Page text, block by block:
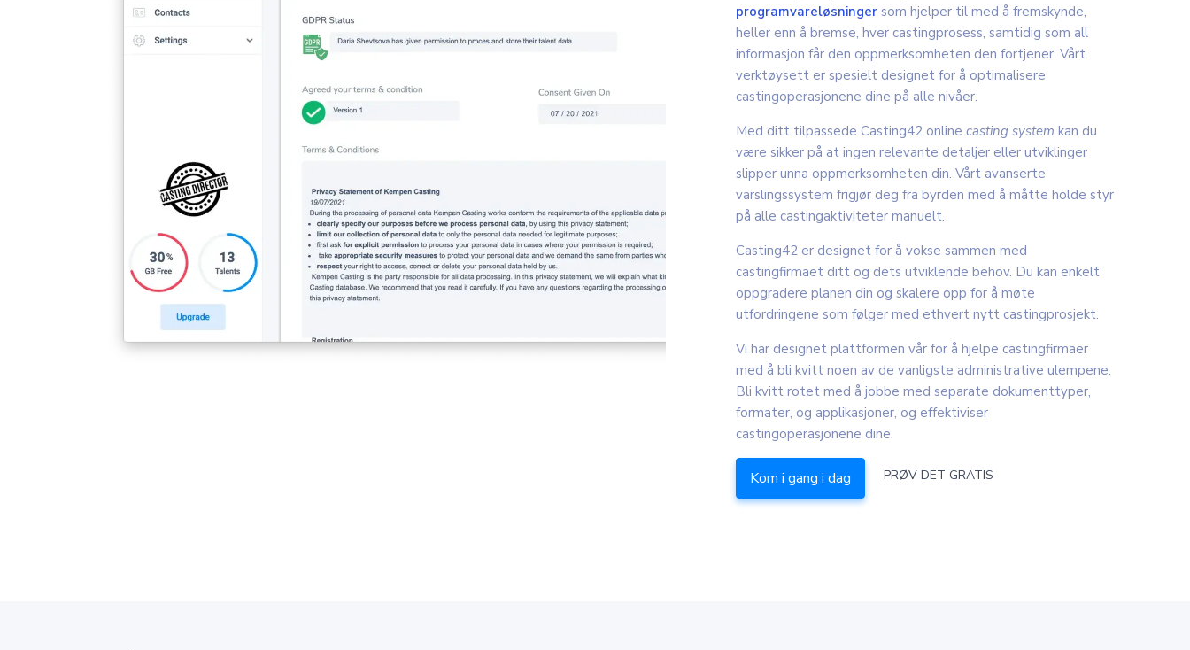
programvareløsningersom hjelper til med å fremskynde,
heller enn å bremse, hver castingprosess, samtidig som all
informasjon får den oppmerksomheten den fortjener. Vårt
verktøysett er spesielt designet for å optimalisere
castingoperasjonene dine på alle nivåer.
Med ditt tilpassede Casting42 online casting system kan du
være sikker på at ingen relevante detaljer eller utviklinger
slipper unna oppmerksomheten din. Vårt avanserte
varslingssystem frigjør deg fra byrden med å måtte holde styr
på alle castingaktiviteter manuelt.
Casting42 er designet for å vokse sammen med
castingfirmaet ditt og dets utviklende behov. Du kan enkelt
oppgradere planen din og skalere opp for å møte
utfordringene som følger med ethvert nytt castingprosjekt.
Vi har designet plattformen vår for å hjelpe castingfirmaer
med å bli kvitt noen av de vanligste administrative ulempene.
Bli kvitt rotet med å jobbe med separate dokumenttyper,
formater, og applikasjoner, og effektiviser
castingoperasjonene dine.
Kom i gang i dag PRØV DET GRATIS